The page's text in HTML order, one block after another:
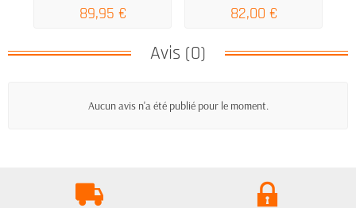
89,95 € 82,00 €
Avis (0)
Aucun avis n'a été publié pour le moment.